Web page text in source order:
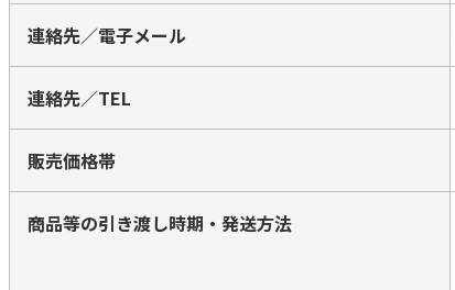
連絡先／電子メール
連絡先／TEL
販売価格帯
商品等の引き渡し時期・発送方法